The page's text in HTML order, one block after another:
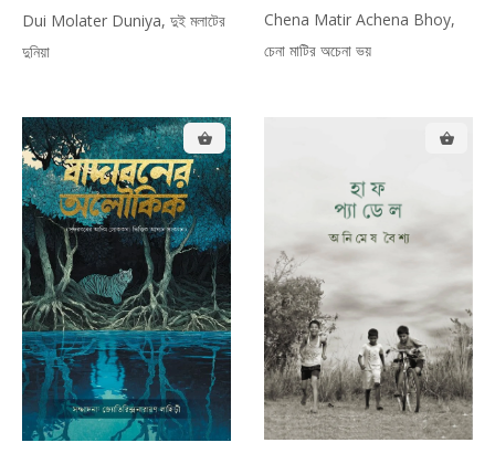
Dui Molater Duniya, দুই মলাটের
দুনিয়া
Chena Matir Achena Bhoy,
চেনা মাটির অচেনা ভয়